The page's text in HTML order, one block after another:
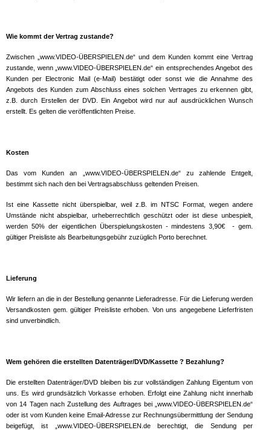
Wie kommt der Vertrag zustande?
Zwischen „www.VIDEO-ÜBERSPIELEN.de“ und dem Kunden kommt eine Vertrag
zustande, wenn „www.VIDEO-ÜBERSPIELEN.de“ ein entsprechendes Angebot des
Kunden per Electronic Mail (e-Mail) bestätigt oder sonst wie die Annahme des
Angebots des Kunden zum Abschluss eines solchen Vertrages zu erkennen gibt,
z.B. durch Erstellen der DVD. Ein Angebot wird nur auf ausdrücklichen Wunsch
erstellt. Es gelten die veröffentlichten Preise.
Kosten
Das vom Kunden an „www.VIDEO-ÜBERSPIELEN.de“ zu zahlende Entgelt,
bestimmt sich nach den bei Vertragsabschluss geltenden Preisen.
Ist eine Kassette nicht überspielbar, weil z.B. im NTSC Format, wegen andere
Umstände nicht abspielbar, urheberrechtlich geschützt oder ist diese unbespielt,
werden 50% der eigentlichen Überspielungskosten - mindestens 3,90€ - gem.
gültiger Preisliste als Bearbeitungsgebühr zuzüglich Porto berechnet.
Lieferung
Wir liefern an die in der Bestellung genannte Lieferadresse. Für die Lieferung werden
Versandkosten gem. gültiger Preisliste erhoben. Von uns angegebene Lieferfristen
sind unverbindlich.
Wem gehören die erstellten Datenträger/DVD/Kassette ? Bezahlung?
Die erstellten Datenträger/DVD bleiben bis zur vollständigen Zahlung Eigentum von
uns. Es wird grundsätzlich Vorkasse erhoben. Erfolgt eine Zahlung nicht innerhalb
von 14 Tagen nach Zustellung des Auftrages bei „www.VIDEO-ÜBERSPIELEN.de“
oder ist vom Kunden keine Email-Adresse zur Rechnungsübermittlung der Sendung
beigefügt, ist „www.VIDEO-ÜBERSPIELEN.de berechtigt, die Sendung per